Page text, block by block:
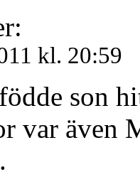
kl. 20:59
son
var även